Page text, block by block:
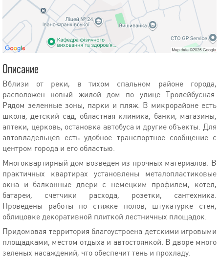
Описание
Вблизи от реки, в тихом спальном районе города,
расположен новый жилой дом по улице Тролейбусная.
Рядом зеленные зоны, парки и пляж. В микрорайоне есть
школа, детский сад, областная клиника, банки, магазины,
аптеки, церковь, остановка автобуса и другие объекты. Для
автовладельцев есть удобное транспортное сообщение с
центром города и его областью.
Многоквартирный дом возведен из прочных материалов. В
практичных квартирах установлены металопластиковые
окна и балконные двери с немецким профилем, котел,
батареи, счетчики расхода, розетки, сантехника.
Проведены работы по стяжке полов, штукатурке стен,
облицовке декоративной плиткой лестничных площадок.
Придомовая территория благоустроена детскими игровыми
площадками, местом отдыха и автостоянкой. В дворе много
зеленых насаждений, что обеспечит тень и прохладу.